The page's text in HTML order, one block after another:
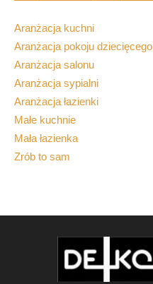
Aranżacja kuchni
Aranżacja pokoju dziecięcego
Aranżacja salonu
Aranżacja sypialni
Aranżacja łazienki
Małe kuchnie
Mała łazienka
Zrób to sam